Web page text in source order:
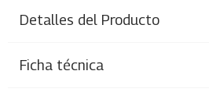
Detalles del Producto
Ficha técnica